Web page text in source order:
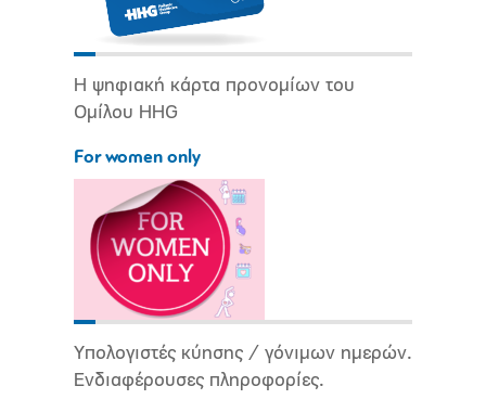
Η ψηφιακή κάρτα προνομίων του
Ομίλου HHG
For women only
Υπολογιστές κύησης / γόνιμων ημερών.
Ενδιαφέρουσες πληροφορίες.